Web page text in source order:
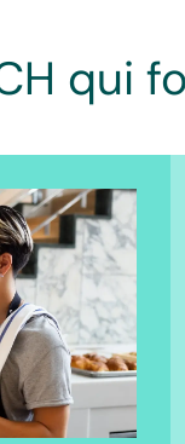
qui